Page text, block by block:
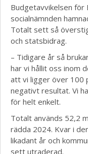
Budgetavvikelsen för
socialnämnden
Totalt sett så
och statsbidrag.
– Tidigare år så
har vi hållit oss inom
att vi ligger över 100
negativt resultat. Vi
för helt enkelt.
Totalt används 52,2
rädda 2024. Kvar i
likadant år och
sett utraderad.